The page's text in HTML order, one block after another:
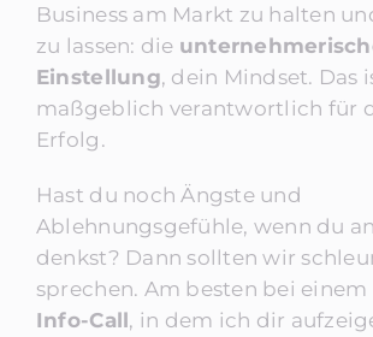
Business am Markt zu halten
zu lassen: die
Einstellung, dein Mindset. Das
maßgeblich verantwortlich für
Erfolg.
Hast du noch Ängste und
Ablehnungsgefühle, wenn du
denkst? Dann sollten wir
sprechen. Am besten bei einem
Info-Call, in dem ich dir